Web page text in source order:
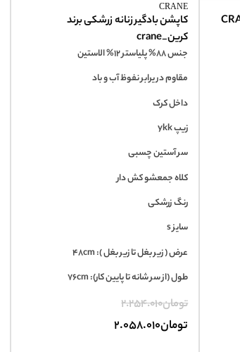
CRANE
کاپشن بادگیر زنانه زرشکی برند
کرین_crane
جنس 88% پلیاستر 12% الاستین
مقاوم در یرابر نفوظ آب و باد
داخل کرک
زیپ ykk
سر آستین چسبی
کلاه جمعشو کش دار
رنگ زرشکی
سایز s
عرض ( زیر بغل تا زیر بغل ): 48cm
طول (از سر شانه تا پایین کار): 76cm
تومان2.254.010
تومان2.058.010